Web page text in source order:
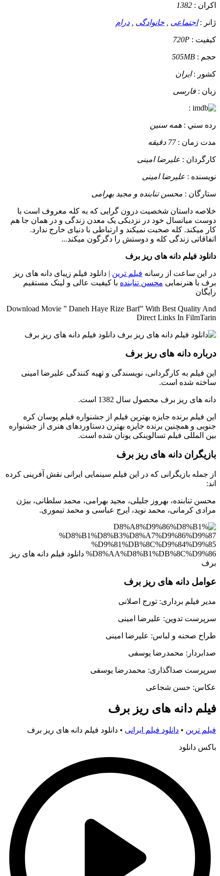
اکران : 1382
ژانر :اجتماعی خانوادگی درام
کيفيت : 720P
حجم : 505MB
کشور :ایران
زبان : فارسی
:
رده سني : همه سنین
مدت زمان :77 دقیقه
کارگردان : علیرضا امینی
نويسنده : علیرضا امینی
ستارگان : محسن تنابنده و مجید بهرامی
خلاصه داستان شخصیت درون گرایی که به کله معروف است با
دوست میانسال خود در نزدیکی یک معدن زندگی و در همان جا هم
کار میکند. کله صحبت نمیکند و ارتباطی با دنیای خارج ندارد.
اتفاقاتی زندگی کله و دوستش را دگرگون میکند...
دانلود فیلم دانه های ریز برف
در این ساعت از رسانه فیلم ترین | دانلود فیلم زیبای دانه های ریز
برف با هنرنمایی محسن تنابنده با کیفیت عالی و لینک مستقیم
رایگان
Download Movie ” Daneh Haye Rize Barf” With Best Quality And
Direct Links In FilmTarin
درباره دانه های ریز برف
این فیلم به کارگردانی، نویسندگی و تهیه کنندگی علیرضا امینی
ساخته شده است.
دانه های ریز برف محصول سال 1382 است.
این فیلم برنده جایزه بهترین فیلم از جشنواره فیلم پوسان کره
جنوبی و همچنین برنده جایزه بهترن دستاوردهای هنری از جشنواره
بین المللی فیلم تسالوینکی یونان شده است.
بازیگران دانه های ریز برف
از جمله بازیگرانی که در این فیلم سینمایی ایرانی نقش آفرینی کرده
اند:
محسن تنابنده، بهروز جلیلی، مجید بهرامی، محمد سلطانی، بیژن
مرادی کرمانی، محمد نوید، ایرج عباسی و محمد تیموری.
عوامل دانه های ریز برف
مدیر فیلم برداری: تورج اصلانی
سرپرست تدوین: علیرضا امینی
طراح صحنه و لباس: علیرضا امینی
صدابردار: محمدرضا یوسفی
سرپرست صداگذاری: محمدرضا یوسفی
عکاس: حسن شجاعی
فیلم دانه های ریز برف
فیلم ترین • دانلود فیلم ایرانی • دانلود فیلم دانه های ریز برف
باکس دانلود